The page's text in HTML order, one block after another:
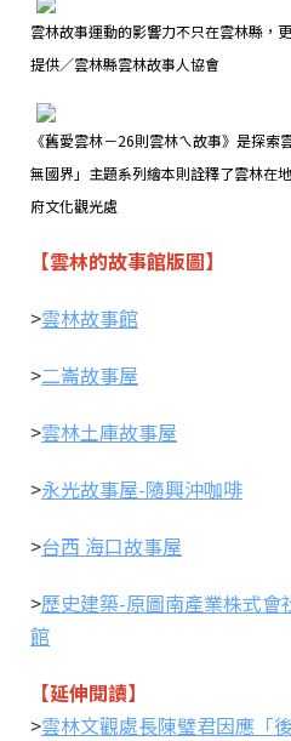
雲林故事運動的影響力不只在雲林縣，
提供／雲林縣雲林故事人協會
《舊愛雲林－26則雲林ㄟ故事》是探
無國界」主題系列繪本則詮釋了雲林在
府文化觀光處
【雲林的故事館版圖】
>雲林故事館
>二崙故事屋
>雲林土庫故事屋
>永光故事屋-隨興沖咖啡
>台西 海口故事屋
>歷史建築-原圖南產業株式
館
【延伸閱讀】
>雲林文觀處長陳璧君因應「